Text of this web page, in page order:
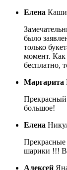
Елена
было
только
момент. Как
бесплатно,
Маргарита
Прекрасный
большое!
Елена
Прекрасные
шарики !!!
Алексей